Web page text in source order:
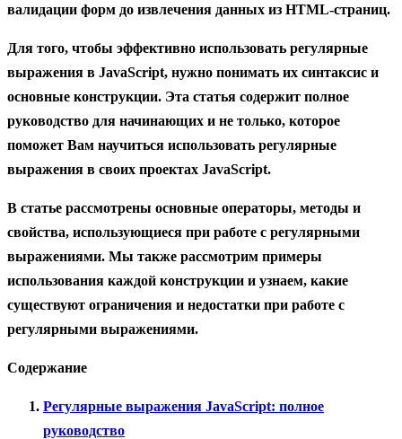
валидации форм до извлечения данных из HTML-страниц.
Для того, чтобы эффективно использовать регулярные
выражения в JavaScript, нужно понимать их синтаксис и
основные конструкции. Эта статья содержит полное
руководство для начинающих и не только, которое
поможет Вам научиться использовать регулярные
выражения в своих проектах JavaScript.
В статье рассмотрены основные операторы, методы и
свойства, использующиеся при работе с регулярными
выражениями. Мы также рассмотрим примеры
использования каждой конструкции и узнаем, какие
существуют ограничения и недостатки при работе с
регулярными выражениями.
Содержание
Регулярные выражения JavaScript: полное
руководство